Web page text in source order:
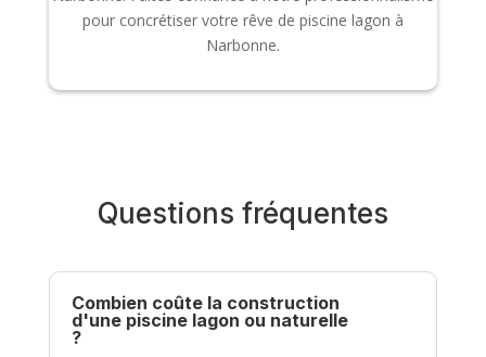
pour concrétiser votre rêve de piscine lagon à
Narbonne.
Questions fréquentes
Combien coûte la construction
d'une piscine lagon ou naturelle
?